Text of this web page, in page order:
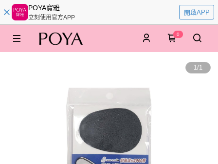
POYA寶雅
立刻使用官方APP
開啟APP
0
1/1